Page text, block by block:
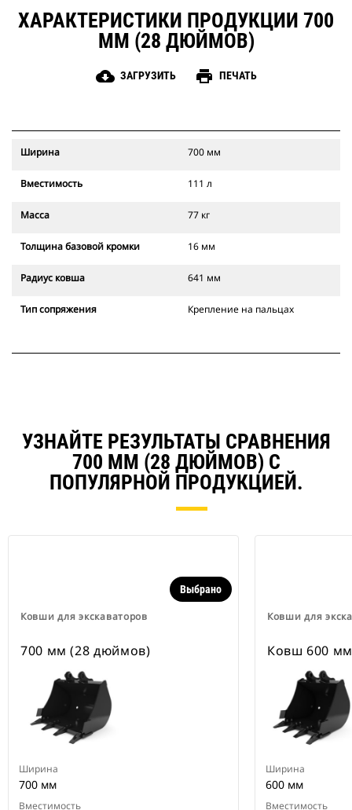
ХАРАКТЕРИСТИКИ ПРОДУКЦИИ 700
ММ (28 ДЮЙМОВ)
cloud_download ЗАГРУЗИТЬ print ПЕЧАТЬ
Ширина 700 мм
Вместимость 111 л
Масса 77 кг
Толщина базовой кромки 16 мм
Радиус ковша 641 мм
Тип сопряжения Крепление на пальцах
УЗНАЙТЕ РЕЗУЛЬТАТЫ СРАВНЕНИЯ
700 ММ (28 ДЮЙМОВ) С
ПОПУЛЯРНОЙ ПРОДУКЦИЕЙ.
Ковши для экскаваторов
Выбрано
700 мм (28 дюймов)
Ширина
700 мм
Вместимость
Ковши для
Ковш 600
Ширина
600 мм
Вместимость